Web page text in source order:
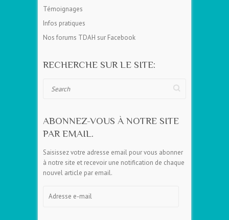
Témoignages
Infos pratiques
Nos forums TDAH sur Facebook
RECHERCHE SUR LE SITE:
ABONNEZ-VOUS À NOTRE SITE
PAR EMAIL.
Saisissez votre adresse email pour vous abonner
à notre site et recevoir une notification de chaque
nouvel article par email.